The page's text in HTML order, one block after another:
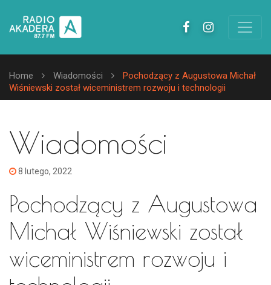
Home Wiadomości
Pochodzący z Augustowa Michał
Wiśniewski został wiceministrem rozwoju i technologii
Wiadomości
8 lutego, 2022
Pochodzący z Augustowa
Michał Wiśniewski został
wiceministrem rozwoju i